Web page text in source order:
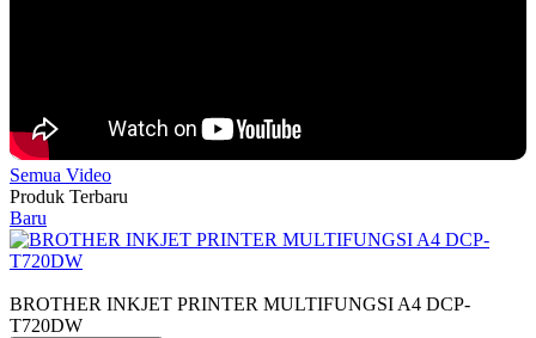
Semua Video
Produk Terbaru
Baru
BROTHER INKJET PRINTER MULTIFUNGSI A4 DCP-
T720DW